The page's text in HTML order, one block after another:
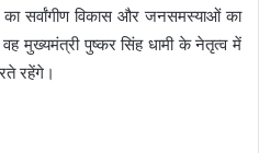
का सर्वांगीण विकास और जनसमस्याओं का
मुख्यमंत्री पुष्कर सिंह धामी के नेतृत्व में
रहेंगे।